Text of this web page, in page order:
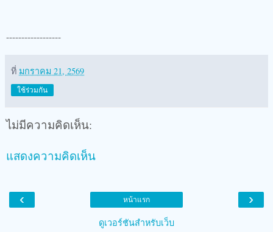
------------------
ที่ มกราคม 21, 2569
ใช้ร่วมกัน
ไม่มีความคิดเห็น:
แสดงความคิดเห็น
‹ ›
หน้าแรก
ดูเวอร์ชันสำหรับเว็บ